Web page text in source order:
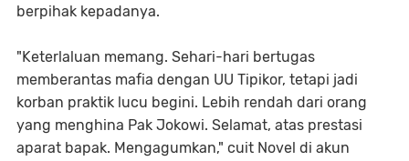
berpihak kepadanya.
"Keterlaluan memang. Sehari-hari bertugas
memberantas mafia dengan UU Tipikor, tetapi jadi
korban praktik lucu begini. Lebih rendah dari orang
yang menghina Pak Jokowi. Selamat, atas prestasi
aparat bapak. Mengagumkan," cuit Novel di akun